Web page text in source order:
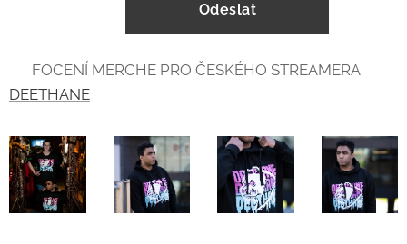
Odeslat
💙 FOCENÍ MERCHE PRO ČESKÉHO STREAMERA
DEETHANE